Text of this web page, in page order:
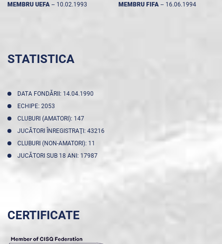
MEMBRU UEFA -- 10.02.1993 MEMBRU FIFA -- 16.06.1994
STATISTICA
DATA FONDĂRII: 14.04.1990
ECHIPE: 2053
CLUBURI (AMATORI): 147
JUCĂTORI ÎNREGISTRAŢI: 43216
CLUBURI (NON-AMATORI): 11
JUCĂTORI SUB 18 ANI: 17987
CERTIFICATE